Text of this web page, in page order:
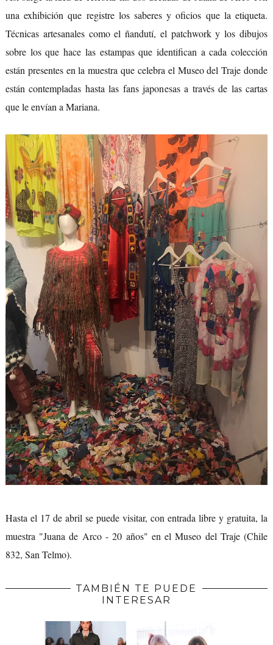
una exhibición que registre los saberes y oficios que la etiqueta.
Técnicas artesanales como el ñandutí, el patchwork y los dibujos
sobre los que hace las estampas que identifican a cada colección
están presentes en la muestra que celebra el Museo del Traje donde
están contempladas hasta las fans japonesas a través de las cartas
que le envían a Mariana.
Hasta el 17 de abril se puede visitar, con entrada libre y gratuita, la
muestra "Juana de Arco - 20 años" en el Museo del Traje (Chile
832, San Telmo).
TAMBIÉN TE PUEDE
INTERESAR